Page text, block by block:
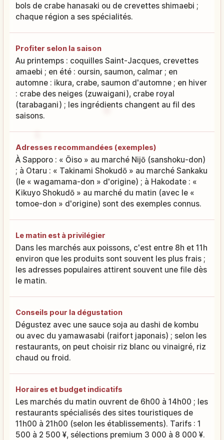
bols de crabe hanasaki ou de crevettes shimaebi ;
chaque région a ses spécialités.
Profiter selon la saison
Au printemps : coquilles Saint-Jacques, crevettes
amaebi ; en été : oursin, saumon, calmar ; en
automne : ikura, crabe, saumon d'automne ; en hiver
: crabe des neiges (zuwaigani), crabe royal
(tarabagani) ; les ingrédients changent au fil des
saisons.
Adresses recommandées (exemples)
À Sapporo : « Ōiso » au marché Nijō (sanshoku-don)
; à Otaru : « Takinami Shokudō » au marché Sankaku
(le « wagamama-don » d'origine) ; à Hakodate : «
Kikuyo Shokudō » au marché du matin (avec le «
tomoe-don » d'origine) sont des exemples connus.
Le matin est à privilégier
Dans les marchés aux poissons, c'est entre 8h et 11h
environ que les produits sont souvent les plus frais ;
les adresses populaires attirent souvent une file dès
le matin.
Conseils pour la dégustation
Dégustez avec une sauce soja au dashi de kombu
ou avec du yamawasabi (raifort japonais) ; selon les
restaurants, on peut choisir riz blanc ou vinaigré, riz
chaud ou froid.
Horaires et budget indicatifs
Les marchés du matin ouvrent de 6h00 à 14h00 ; les
restaurants spécialisés des sites touristiques de
11h00 à 21h00 (selon les établissements). Tarifs : 1
500 à 2 500 ¥, sélections premium 3 000 à 8 000 ¥.